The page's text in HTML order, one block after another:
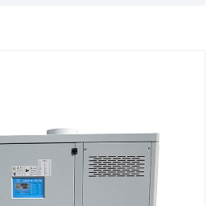
te bardzo
chłodnicy nazywane są
Zdecydowanie
chłodnicy dejonizowane są